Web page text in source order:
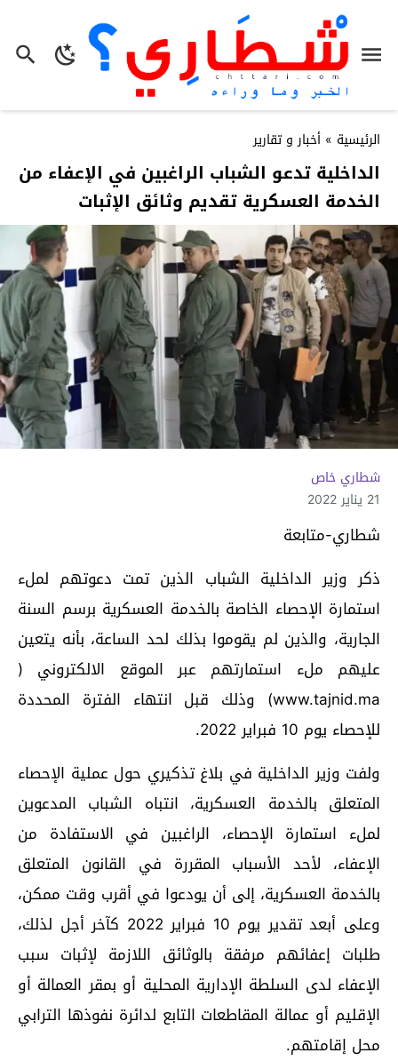
الرئيسية » أخبار و تقارير
الداخلية تدعو الشباب الراغبين في الإعفاء من
الخدمة العسكرية تقديم وثائق الإثبات
شطاري خاص
21 يناير 2022
شطاري-متابعة
ذكر وزير الداخلية الشباب الذين تمت دعوتهم لملء
استمارة الإحصاء الخاصة بالخدمة العسكرية برسم السنة
الجارية، والذين لم يقوموا بذلك لحد الساعة، بأنه يتعين
عليهم ملء استمارتهم عبر الموقع الالكتروني (
www.tajnid.ma) وذلك قبل انتهاء الفترة المحددة
للإحصاء يوم 10 فبراير 2022.
ولفت وزير الداخلية في بلاغ تذكيري حول عملية الإحصاء
المتعلق بالخدمة العسكرية، انتباه الشباب المدعوين
لملء استمارة الإحصاء، الراغبين في الاستفادة من
الإعفاء، لأحد الأسباب المقررة في القانون المتعلق
بالخدمة العسكرية، إلى أن يودعوا في أقرب وقت ممكن،
وعلى أبعد تقدير يوم 10 فبراير 2022 كآخر أجل لذلك،
طلبات إعفائهم مرفقة بالوثائق اللازمة لإثبات سبب
الإعفاء لدى السلطة الإدارية المحلية أو بمقر العمالة أو
الإقليم أو عمالة المقاطعات التابع لدائرة نفوذها الترابي
محل إقامتهم.